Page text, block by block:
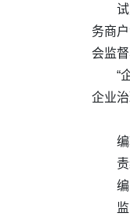
务商
会监
“
企业治